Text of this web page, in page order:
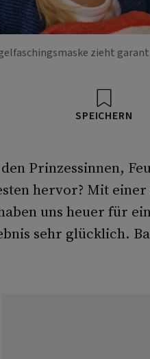
zieht
SPEICHERN
Prinzessinnen,
hervor? Mit
uns heuer für
sehr glücklich.